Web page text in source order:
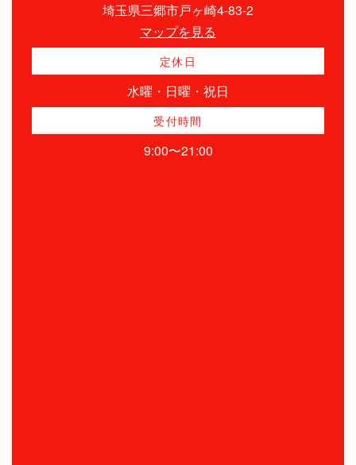
埼玉県三郷市戸ヶ崎4-83-2
マップを見る
定休日
水曜・日曜・祝日
受付時間
9:00〜21:00